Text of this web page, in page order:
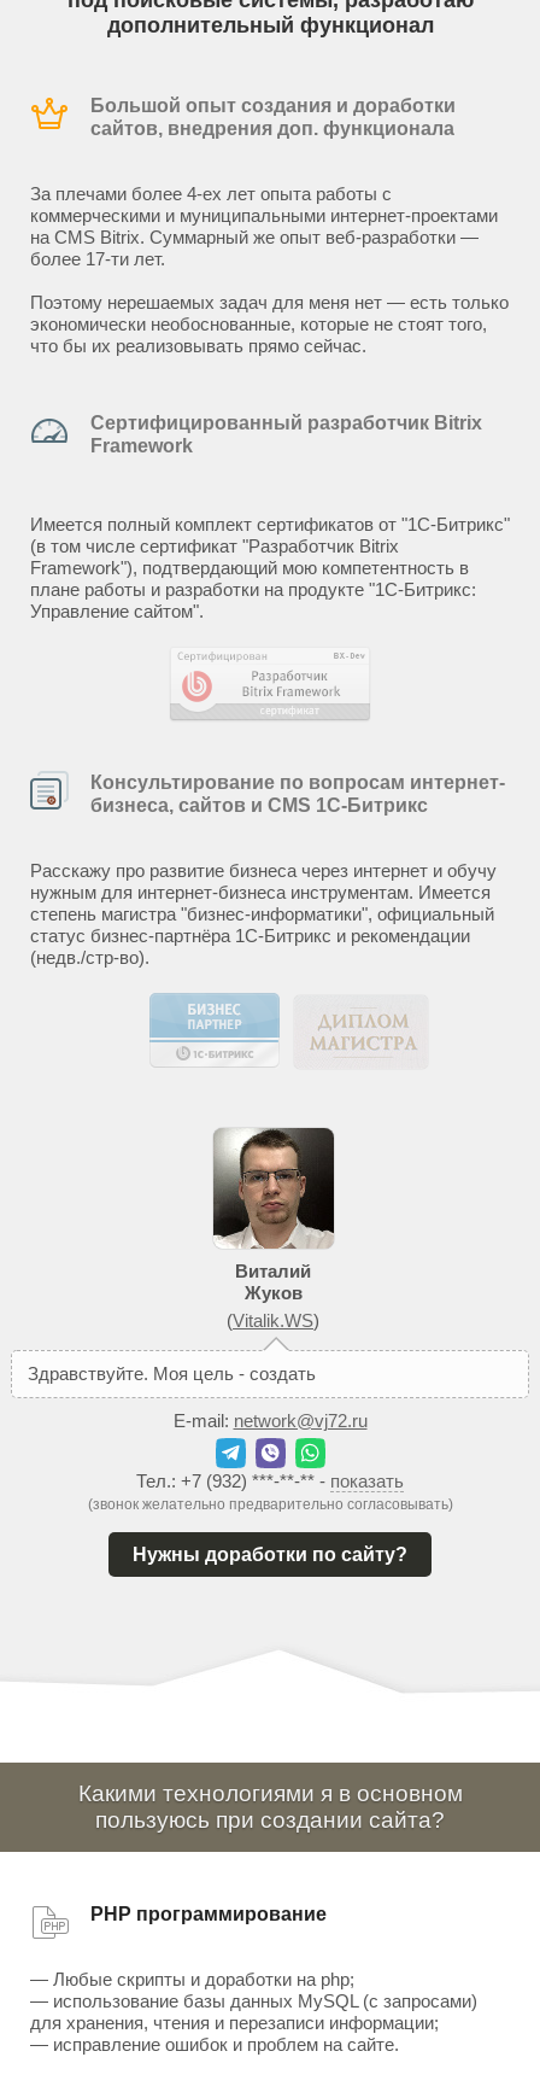
дополнительный функционал
Большой опыт создания и доработки
сайтов, внедрения доп. функционала
За плечами более 4-ех лет опыта работы с
коммерческими и муниципальными интернет-проектами
на CMS Bitrix. Суммарный же опыт веб-разработки —
более 17-ти лет.
Поэтому нерешаемых задач для меня нет — есть только
экономически необоснованные, которые не стоят того,
что бы их реализовывать прямо сейчас.
Сертифицированный разработчик Bitrix
Framework
Имеется полный комплект сертификатов от "1С-Битрикс"
(в том числе сертификат "Разработчик Bitrix
Framework"), подтвердающий мою компетентность в
плане работы и разработки на продукте "1С-Битрикс:
Управление сайтом".
Консультирование по вопросам интернет-
бизнеса, сайтов и CMS 1С-Битрикс
Расскажу про развитие бизнеса через интернет и обучу
нужным для интернет-бизнеса инструментам. Имеется
степень магистра "бизнес-информатики", официальный
статус бизнес-партнёра 1С-Битрикс и рекомендации
(недв./стр-во).
Виталий
Жуков
(Vitalik.WS)
Здравствуйте. Моя цель - создать
E-mail: network@vj72.ru
Тел.: +7 (932) ***-**-** - показать
(звонок желательно предварительно согласовывать)
Нужны доработки по сайту?
Какими технологиями я в основном
пользуюсь при создании сайта?
PHP программирование
— Любые скрипты и доработки на php;
— использование базы данных MySQL (с запросами)
для хранения, чтения и перезаписи информации;
— исправление ошибок и проблем на сайте.